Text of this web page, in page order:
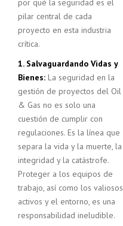
pilar central de cada
proyecto en esta industria
crítica.
1. Salvaguardando Vidas y
Bienes: La seguridad en la
gestión de proyectos del Oil
& Gas no es solo una
cuestión de cumplir con
regulaciones. Es la línea que
separa la vida y la muerte, la
integridad y la catástrofe.
Proteger a los equipos de
trabajo, así como los valiosos
activos y el entorno, es una
responsabilidad ineludible.